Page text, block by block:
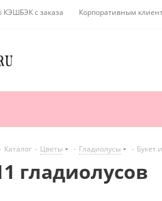
КЭШБЭК с заказа Корпоративным
Каталог - Цветы - Гладиолусы - Букет
гладиолусов